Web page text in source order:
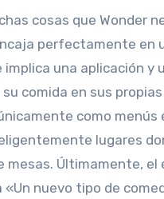
perfectamente en
una aplicación y
comida en sus
como menús
lugares
mesas. Últimamente,
«Un nuevo tipo de